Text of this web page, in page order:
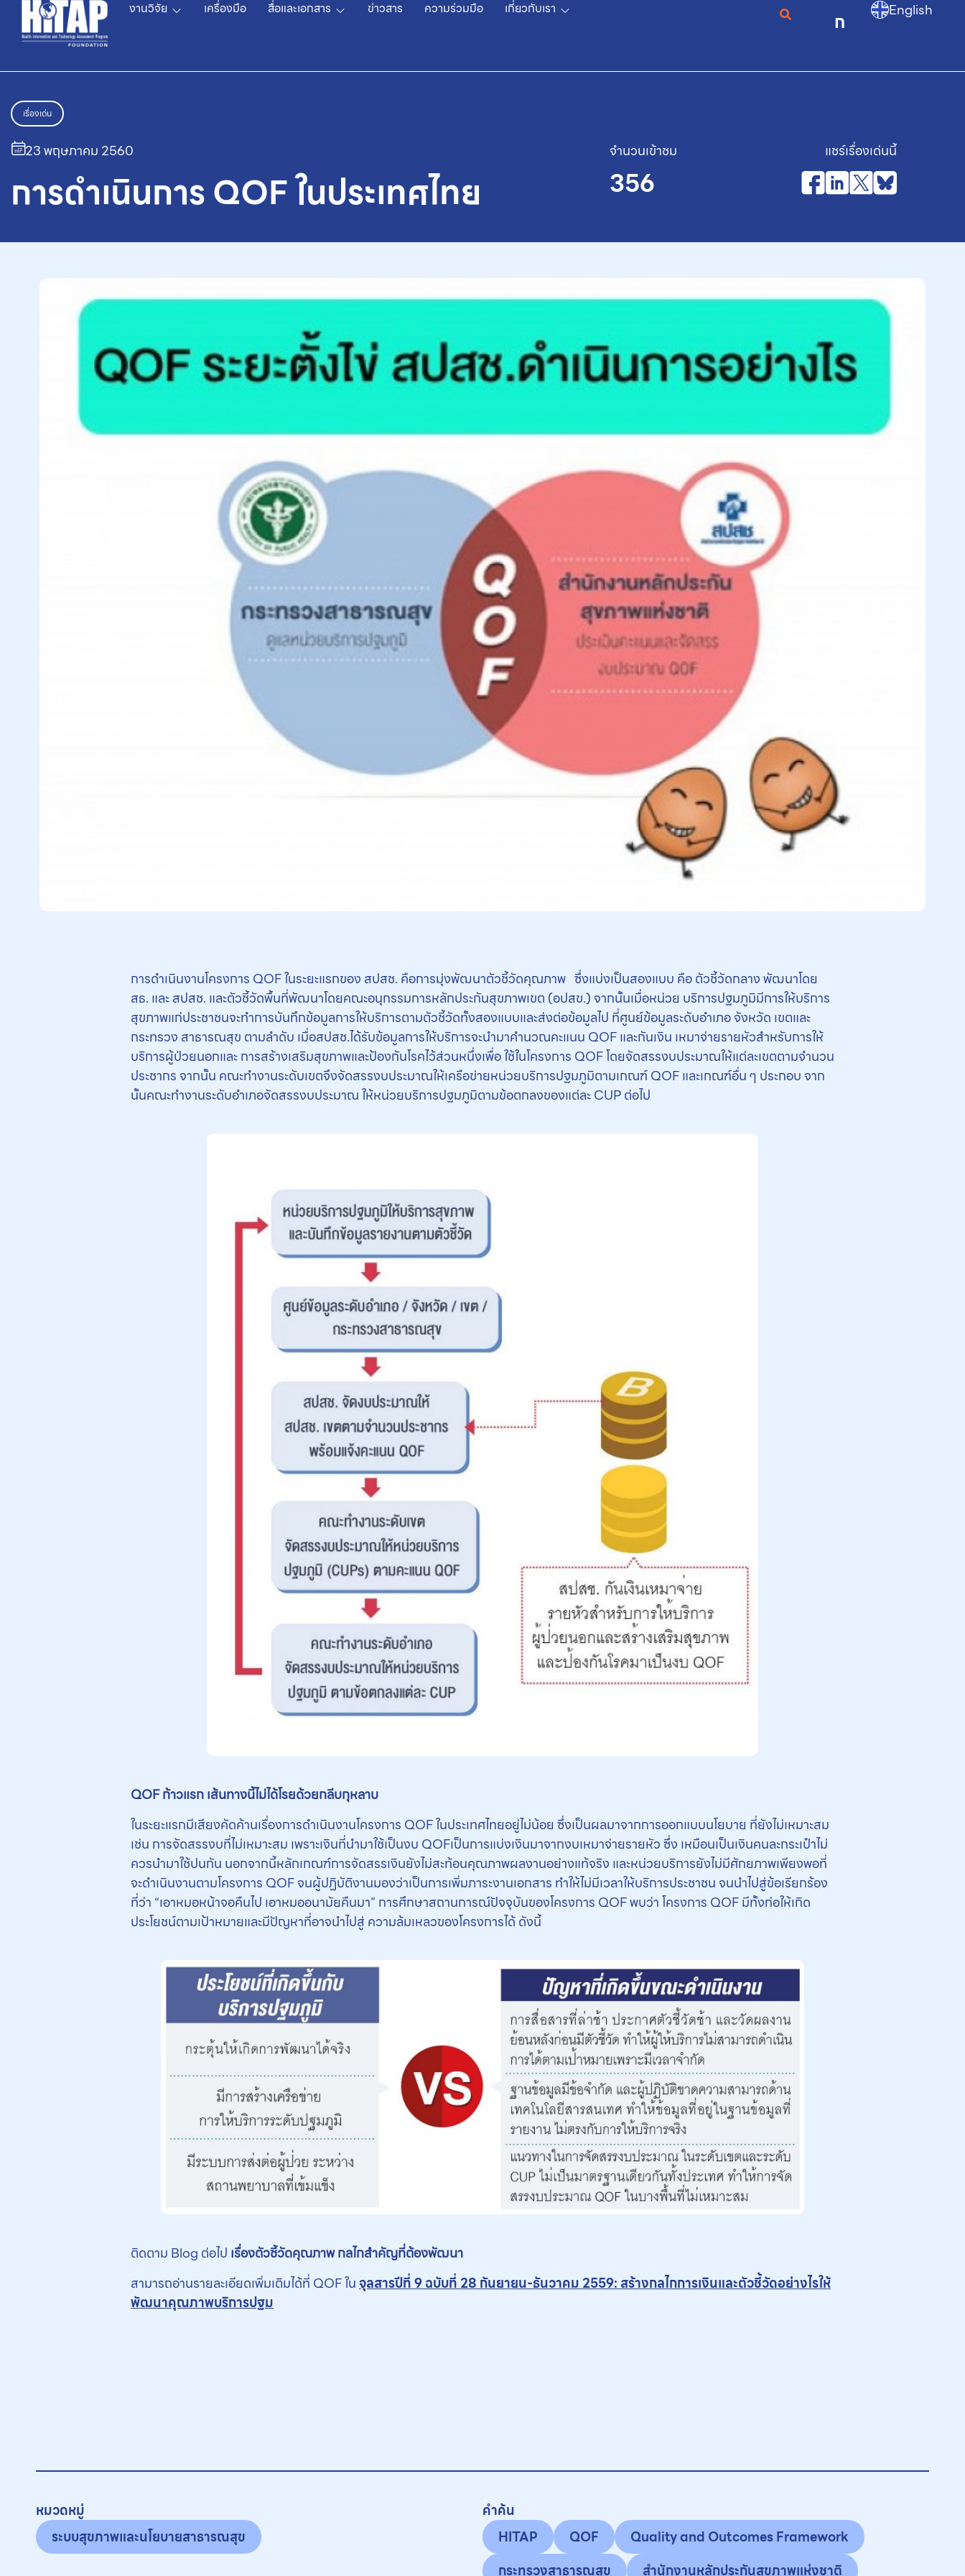
งานวิจัย เครื่องมือ สื่อและเอกสาร ข่าวสาร ความร่วมมือ เกี่ยวกับเรา
ก English
เรื่องเด่น
23 พฤษภาคม 2560
การดำเนินการ QOF ในประเทศไทย
จำนวนเข้าชม
356
แชร์เรื่องเด่นนี้
การดำเนินงานโครงการ QOF ในระยะแรกของ สปสช. คือการมุ่งพัฒนาตัวชี้วัดคุณภาพ ซึ่งแบ่งเป็นสองแบบ คือ ตัวชี้วัดกลาง พัฒนาโดย
สธ. และ สปสช. และตัวชี้วัดพื้นที่พัฒนาโดยคณะอนุกรรมการหลักประกันสุขภาพเขต (อปสข.) จากนั้นเมื่อหน่วย บริการปฐมภูมิมีการให้บริการ
สุขภาพแก่ประชาชนจะทำการบันทึกข้อมูลการให้บริการตามตัวชี้วัดทั้งสองแบบและส่งต่อข้อมูลไป ที่ศูนย์ข้อมูลระดับอำเภอ จังหวัด เขตและ
กระทรวง สาธารณสุข ตามลำดับ เมื่อสปสช.ได้รับข้อมูลการให้บริการจะนำมาคำนวณคะแนน QOF และกันเงิน เหมาจ่ายรายหัวสำหรับการให้
บริการผู้ป่วยนอกและ การสร้างเสริมสุขภาพและป้องกันโรคไว้ส่วนหนึ่งเพื่อ ใช้ในโครงการ QOF โดยจัดสรรงบประมาณให้แต่ละเขตตามจำนวน
ประชากร จากนั้น คณะทำงานระดับเขตจึงจัดสรรงบประมาณให้เครือข่ายหน่วยบริการปฐมภูมิตามเกณฑ์ QOF และเกณฑ์อื่น ๆ ประกอบ จาก
นั้นคณะทำงานระดับอำเภอจัดสรรงบประมาณ ให้หน่วยบริการปฐมภูมิตามข้อตกลงของแต่ละ CUP ต่อไป
QOFก้าวแรก เส้นทางนี้ไม่ได้โรยด้วยกลีบกุหลาบ
ในระยะแรกมีเสียงคัดค้านเรื่องการดำเนินงานโครงการ QOF ในประเทศไทยอยู่ไม่น้อย ซึ่งเป็นผลมาจากการออกแบบนโยบาย ที่ยังไม่เหมาะสม
เช่น การจัดสรรงบที่ไม่เหมาะสม เพราะเงินที่นำมาใช้เป็นงบ QOFเป็นการแบ่งเงินมาจากงบเหมาจ่ายรายหัว ซึ่ง เหมือนเป็นเงินคนละกระเป๋าไม่
ควรนำมาใช้ปนกัน นอกจากนี้หลักเกณฑ์การจัดสรรเงินยังไม่สะท้อนคุณภาพผลงานอย่างแท้จริง และหน่วยบริการยังไม่มีศักยภาพเพียงพอที่
จะดำเนินงานตามโครงการ QOF จนผู้ปฏิบัติงานมองว่าเป็นการเพิ่มภาระงานเอกสาร ทำให้ไม่มีเวลาให้บริการประชาชน จนนำไปสู่ข้อเรียกร้อง
ที่ว่า “เอาหมอหน้าจอคืนไป เอาหมออนามัยคืนมา” การศึกษาสถานการณ์ปัจจุบันของโครงการ QOF พบว่า โครงการ QOF มีทั้งก่อให้เกิด
ประโยชน์ตามเป้าหมายและมีปัญหาที่อาจนำไปสู่ ความล้มเหลวของโครงการได้ ดังนี้
ติดตาม Blog ต่อไป เรื่องตัวชี้วัดคุณภาพ กลไกสำคัญที่ต้องพัฒนา
สามารถอ่านรายละเอียดเพิ่มเติมได้ที่ QOF ในจุลสารปีที่ 9 ฉบับที่ 28 กันยายน-ธันวาคม 2559: สร้างกลไกการเงินและตัวชี้วัดอย่างไรให้
พัฒนาคุณภาพบริการปฐม
หมวดหมู่
ระบบสุขภาพและนโยบายสาธารณสุข
คำค้น
HITAP
QOF
Quality and Outcomes Framework
กระทรวงสาธารณสุข
สำนักงานหลักประกันสุขภาพแห่งชาติ